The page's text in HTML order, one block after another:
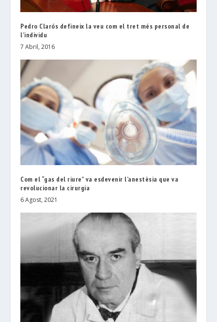
Pedro Clarós defineix la veu com el tret més personal de
l’individu
7 Abril, 2016
Com el “gas del riure” va esdevenir l’anestèsia que va
revolucionar la cirurgia
6 Agost, 2021